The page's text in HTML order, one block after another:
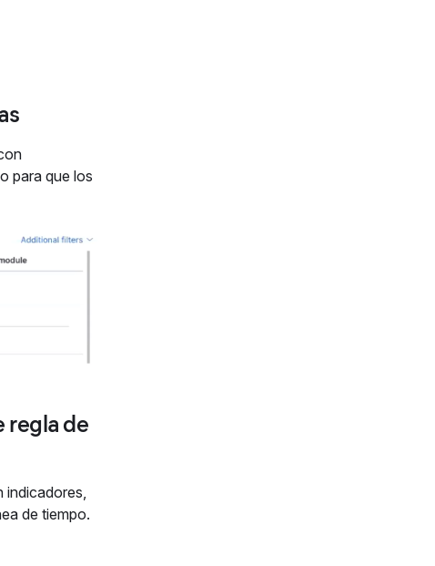
para que los
regla de
de tiempo.